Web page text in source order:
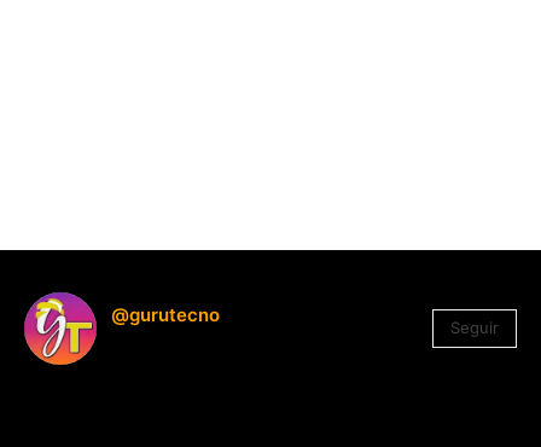
@gurutecno
Seguir